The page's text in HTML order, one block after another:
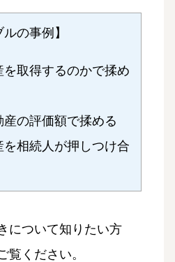
の事例】
取得するのかで揉め
の評価額で揉める
相続人が押しつけ合
について知りたい方
覧ください。